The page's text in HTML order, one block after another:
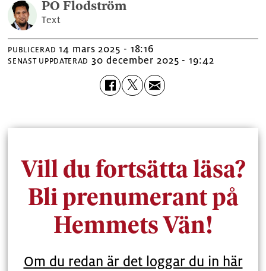
PO Flodström
Text
PUBLICERAD 14 mars 2025 - 18:16
SENAST UPPDATERAD 30 december 2025 - 19:42
Vill du fortsätta läsa?
Bli prenumerant på
Hemmets Vän!
Om du redan är det loggar du in här